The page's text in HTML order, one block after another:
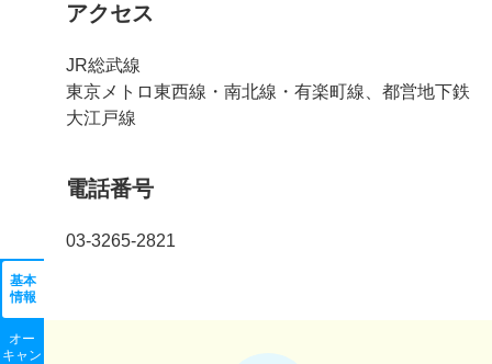
基本
情報
オー
キャン
アクセス
JR総武線
東京メトロ東西線・南北線・有楽町線、都営地下鉄
大江戸線
電話番号
03-3265-2821